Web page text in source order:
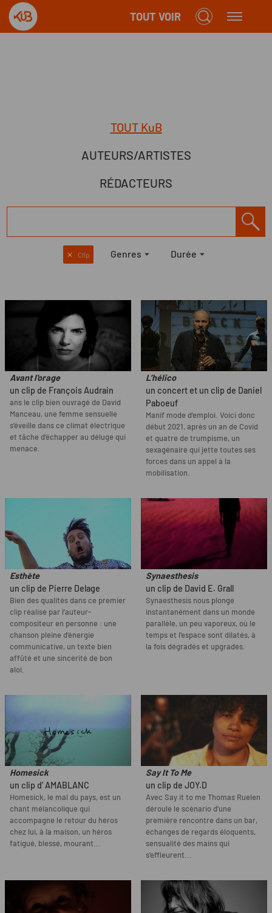
TOUT VOIR
TOUT KuB
AUTEURS/ARTISTES
RÉDACTEURS
✕ Clip Genres Durée
Avant l'orage
un clip de François Audrain
ans le clip bien ouvragé de David
Manceau, une femme sensuelle
s’éveille dans ce climat électrique
et tâche d’échapper au déluge qui
menace.
L’hélico
un concert et un clip de Daniel
Paboeuf
Manif mode d’emploi. Voici donc
début 2021, après un an de Covid
et quatre de trumpisme, un
sexagénaire qui jette toutes ses
forces dans un appel à la
mobilisation.
Esthète
un clip de Pierre Delage
Bien des qualités dans ce premier
clip réalisé par l’auteur-
compositeur en personne : une
chanson pleine d’énergie
communicative, un texte bien
affûté et une sincérité de bon
aloi.
Synaesthesis
un clip de David E. Grall
Synaesthesis nous plonge
instantanément dans un monde
parallèle, un peu vaporeux, où le
temps et l'espace sont dilatés, à
la fois dégradés et upgradés.
Homesick
un clip d’ AMABLANC
Homesick, le mal du pays, est un
chant mélancolique qui
accompagne le retour du héros
chez lui, à la maison, un héros
fatigué, blessé, mourant...
Say It To Me
un clip de JOY.D
Avec Say it to me Thomas Ruelen
déroule le scénario d'une
première rencontre dans un bar,
échanges de regards éloquents,
sensualité des mains qui
s'effleurent...